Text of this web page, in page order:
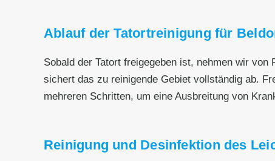
Ablauf der Tatortreinigung für
Sobald der Tatort freigegeben ist, nehmen wir
sichert das zu reinigende Gebiet vollständig ab.
mehreren Schritten, um eine Ausbreitung von
Reinigung und Desinfektion des